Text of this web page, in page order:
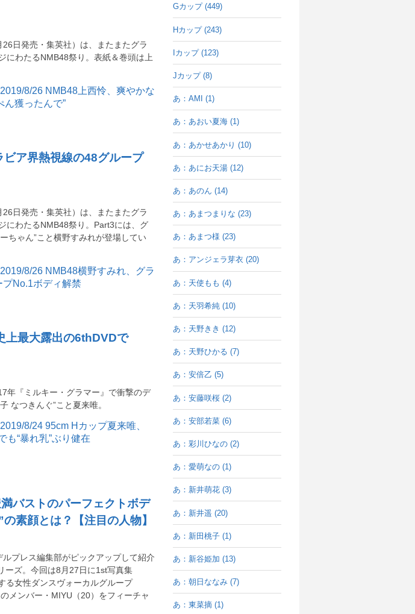
日発売・集英社）は、またまたグラ
にわたるNMB48祭り。表紙＆巻頭は上
ア界熱視線の48グループ
日発売・集英社）は、またまたグラ
にわたるNMB48祭り。Part3には、グ
ちゃん”こと横野すみれが登場してい
上最大露出の6thDVDで
年『ミルキー・グラマー』で衝撃のデ
なつきんぐ”こと夏来唯。
バストのパーフェクトボデ
素顔とは？【注目の人物】
ルプレス編集部がピックアップして紹介
ーズ。今回は8月27日に1st写真集
る女性ダンスヴォーカルグループ
メンバー・MIYU（20）をフィーチャ
Gカップ (449)
Hカップ (243)
Iカップ (123)
Jカップ (8)
あ：AMI (1)
あ：あおい夏海 (1)
あ：あかせあかり (10)
あ：あにお天湯 (12)
あ：あのん (14)
あ：あまつまりな (23)
あ：あまつ様 (23)
あ：アンジェラ芽衣 (20)
あ：天使もも (4)
あ：天羽希純 (10)
あ：天野きき (12)
あ：天野ひかる (7)
あ：安倍乙 (5)
あ：安藤咲桜 (2)
あ：安部若菜 (6)
あ：彩川ひなの (2)
あ：愛萌なの (1)
あ：新井萌花 (3)
あ：新井遥 (20)
あ：新田桃子 (1)
あ：新谷姫加 (13)
あ：朝日ななみ (7)
あ：東菜摘 (1)